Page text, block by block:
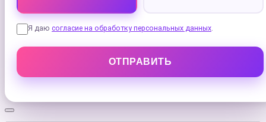
Я даю согласие на обработку персональных данных.